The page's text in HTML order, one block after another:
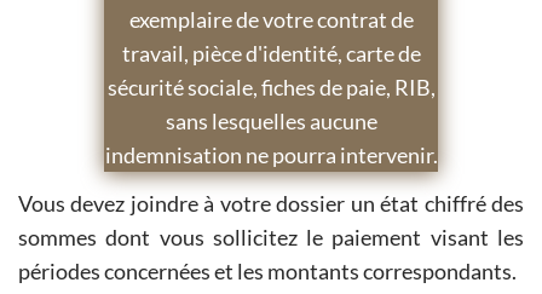
exemplaire de votre contrat de
travail, pièce d'identité, carte de
sécurité sociale, fiches de paie, RIB,
sans lesquelles aucune
indemnisation ne pourra intervenir.
Vous devez joindre à votre dossier un état chiffré des
sommes dont vous sollicitez le paiement visant les
périodes concernées et les montants correspondants.